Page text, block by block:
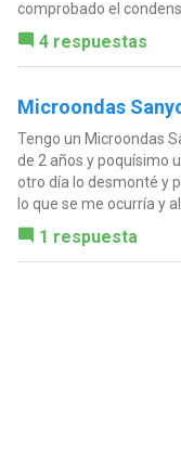
comprobado el
4 respuestas
Microondas
Tengo un Microondas
de 2 años y poquísimo
otro día lo desmonté y
lo que se me ocurría y
1 respuesta